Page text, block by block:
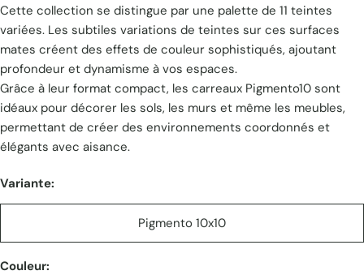
Cette collection se distingue par une palette de 11 teintes
variées. Les subtiles variations de teintes sur ces surfaces
mates créent des effets de couleur sophistiqués, ajoutant
profondeur et dynamisme à vos espaces. ​
Grâce à leur format compact, les carreaux Pigmento10 sont
idéaux pour décorer les sols, les murs et même les meubles,
permettant de créer des environnements coordonnés et
élégants avec aisance.
Variante:
Pigmento 10x10
Couleur: